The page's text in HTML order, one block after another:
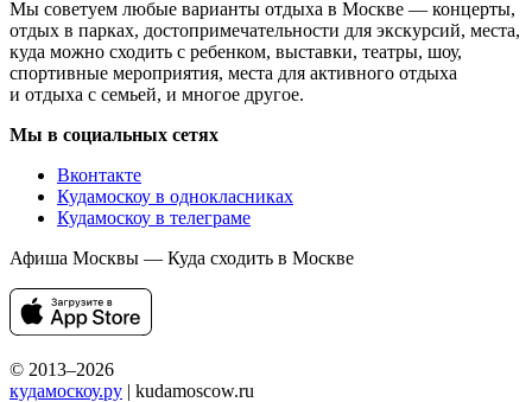
Мы советуем любые варианты отдыха в Москве — концерты,
отдых в парках, достопримечательности для экскурсий, места,
куда можно сходить с ребенком, выставки, театры, шоу,
спортивные мероприятия, места для активного отдыха
и отдыха с семьей, и многое другое.
Мы в социальных сетях
Вконтакте
Кудамоскоу в однокласниках
Кудамоскоу в телеграме
Афиша Москвы — Куда сходить в Москве
© 2013–2026
кудамоскоу.ру | kudamoscow.ru